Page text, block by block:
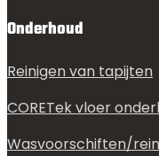
Onderhoud
Reinigen van tapijten
CORETek vloer
Wasvoorschiften/